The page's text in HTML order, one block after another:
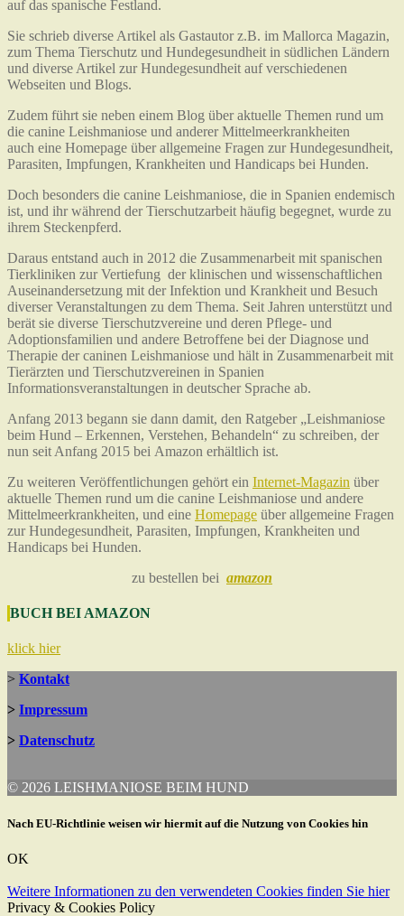
auf das spanische Festland.
Sie schrieb diverse Artikel als Gastautor z.B. im Mallorca Magazin,
zum Thema Tierschutz und Hundegesundheit in südlichen Ländern
und diverse Artikel zur Hundegesundheit auf verschiedenen
Webseiten und Blogs.
Zudem führt sie neben einem Blog über aktuelle Themen rund um
die canine Leishmaniose und anderer Mittelmeerkrankheiten
auch eine Homepage über allgemeine Fragen zur Hundegesundheit,
Parasiten, Impfungen, Krankheiten und Handicaps bei Hunden.
Doch besonders die canine Leishmaniose, die in Spanien endemisch
ist, und ihr während der Tierschutzarbeit häufig begegnet, wurde zu
ihrem Steckenpferd.
Daraus entstand auch in 2012 die Zusammenarbeit mit spanischen
Tierkliniken zur Vertiefung der klinischen und wissenschaftlichen
Auseinandersetzung mit der Infektion und Krankheit und Besuch
diverser Veranstaltungen zu dem Thema. Seit Jahren unterstützt und
berät sie diverse Tierschutzvereine und deren Pflege- und
Adoptionsfamilien und andere Betroffene bei der Diagnose und
Therapie der caninen Leishmaniose und hält in Zusammenarbeit mit
Tierärzten und Tierschutzvereinen in Spanien
Informationsveranstaltungen in deutscher Sprache ab.
Anfang 2013 begann sie dann damit, den Ratgeber „Leishmaniose
beim Hund – Erkennen, Verstehen, Behandeln“ zu schreiben, der
nun seit Anfang 2015 bei Amazon erhältlich ist.
Zu weiteren Veröffentlichungen gehört ein Internet-Magazin über
aktuelle Themen rund um die canine Leishmaniose und andere
Mittelmeerkrankheiten, und eine Homepage über allgemeine Fragen
zur Hundegesundheit, Parasiten, Impfungen, Krankheiten und
Handicaps bei Hunden.
zu bestellen bei amazon
BUCH BEI AMAZON
klick hier
> Kontakt
> Impressum
> Datenschutz
© 2026 LEISHMANIOSE BEIM HUND
Nach EU-Richtlinie weisen wir hiermit auf die Nutzung von Cookies hin
OK
Weitere Informationen zu den verwendeten Cookies finden Sie hier
Privacy & Cookies Policy